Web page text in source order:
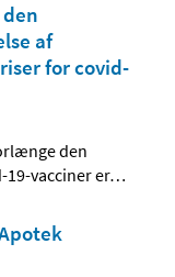
af
for covid-
den
vacciner er…